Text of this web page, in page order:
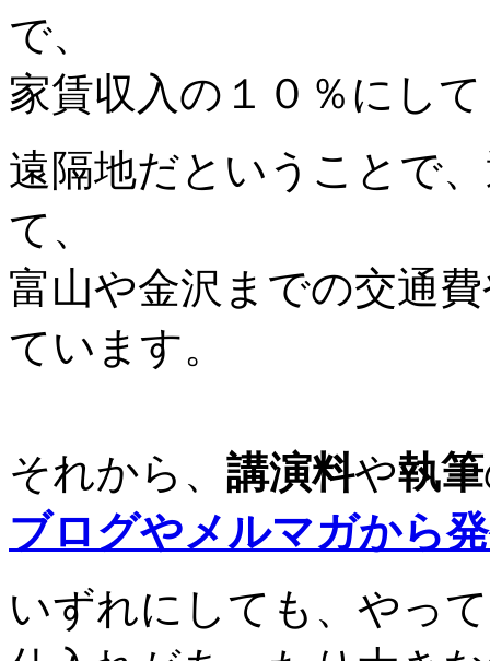
で、
家賃収入の１０％にし
遠隔地だということで
て、
富山や金沢までの交通
ています。
それから、 講演料や執筆
ブログやメルマガから
いずれにしても、やっ